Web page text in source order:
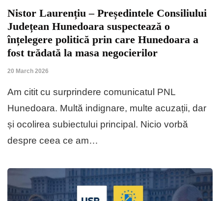
Nistor Laurențiu – Președintele Consiliului
Județean Hunedoara suspectează o
înțelegere politică prin care Hunedoara a
fost trădată la masa negocierilor
20 March 2026
Am citit cu surprindere comunicatul PNL
Hunedoara. Multă indignare, multe acuzații, dar
și ocolirea subiectului principal. Nicio vorbă
despre ceea ce am…